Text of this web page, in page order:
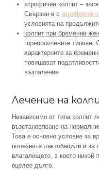
атрофичен колпит –
Свързан е с атрофията
условията на
колпит при бременни
горепосочените
характерните за
повишават
възпаление
Лечение на
Независимо от типа колпит
възстановяване на
Това е основно условие за
полезните лактобацили и
влагалището, в което никой
оцелее дълго.